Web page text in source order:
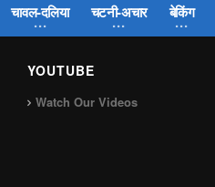
चावल-दलिया चटनी-अचार बेकिंग
YOUTUBE
Watch Our Videos